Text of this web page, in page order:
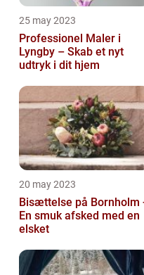
25 may 2023
Professionel Maler i
Lyngby – Skab et nyt
udtryk i dit hjem
20 may 2023
Bisættelse på Bornholm
En smuk afsked med en
elsket